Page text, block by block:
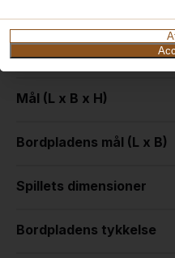
Farve
Mål (L x B x H)
Bordpladens mål (L x B)
Spillets dimensioner
Bordpladens tykkelse